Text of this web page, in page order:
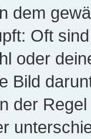
dem
Oft
oder
Bild
der